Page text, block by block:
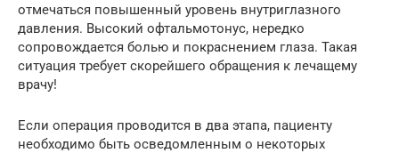
отмечаться повышенный уровень внутриглазного
давления. Высокий офтальмотонус, нередко
сопровождается болью и покраснением глаза. Такая
ситуация требует скорейшего обращения к лечащему
врачу!
Если операция проводится в два этапа, пациенту
необходимо быть осведомленным о некоторых